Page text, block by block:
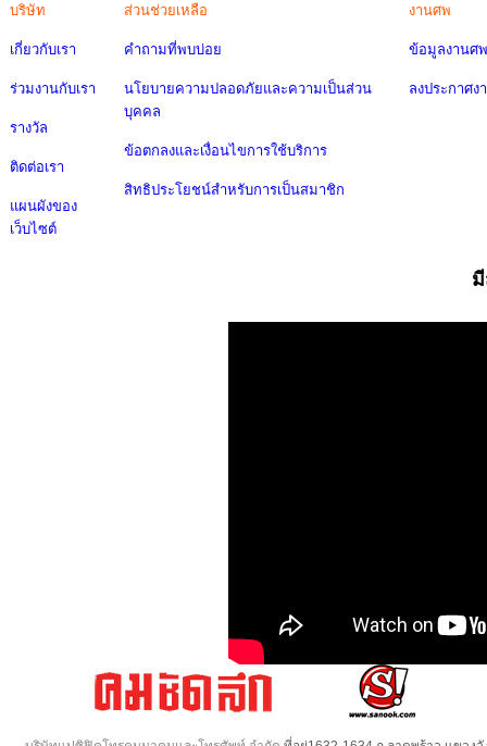
บริษัท
เกี่ยวกับเรา
ร่วมงานกับเรา
รางวัล
ติดต่อเรา
แผนผังของ
เว็บไซต์
ส่วนช่วยเหลือ
คำถามที่พบบ่อย
นโยบายความปลอดภัยและความเป็นส่วน
บุคคล
ข้อตกลงและเงื่อนไขการใช้บริการ
สิทธิประโยชน์สำหรับการเป็นสมาชิก
งานศพ
ข้อมูลงานศพ
ลงประกาศง